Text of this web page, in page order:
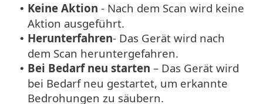
• Keine Aktion - Nach dem Scan wird keine
Aktion ausgeführt.
• Herunterfahren- Das Gerät wird nach
dem Scan heruntergefahren.
• Bei Bedarf neu starten – Das Gerät wird
bei Bedarf neu gestartet, um erkannte
Bedrohungen zu säubern.